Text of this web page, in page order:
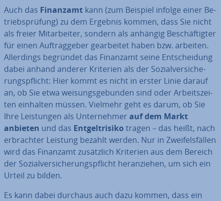
Auch das Finanzamt kann (zum Beispiel infolge einer Be­
triebs­prü­fung) zu dem Ergebnis kommen, dass Sie nicht
als freier Mit­ar­bei­ter, sondern als anhängig Be­schäf­tig­ter
für einen Auf­trag­ge­ber ge­ar­bei­tet haben bzw. arbeiten.
Al­ler­dings begründet das Finanzamt seine Ent­schei­dung
dabei anhand anderer Kriterien als der So­zi­al­ver­si­che­
rungs­pflicht: Hier kommt es nicht in erster Linie darauf
an, ob Sie etwa wei­sungs­ge­bun­den sind oder Ar­beits­zei­
ten einhalten müssen. Vielmehr geht es darum, ob Sie
Ihre Leis­tun­gen als Un­ter­neh­mer auf dem Markt
anbieten und das Ent­gelt­ri­si­ko tragen – das heißt, nach
er­brach­ter Leistung bezahlt werden. Nur in Zwei­fels­fäl­len
wird das Finanzamt zu­sätz­lich Kriterien aus dem Bereich
der So­zi­al­ver­si­che­rungs­pflicht her­an­zie­hen, um sich ein
Urteil zu bilden.
Es kann dabei durchaus auch dazu kommen, dass ein